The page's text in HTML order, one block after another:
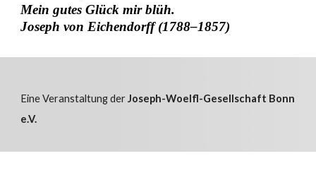
Mein gutes Glück mir blüh.
Joseph von Eichendorff (1788–1857)
Eine Veranstaltung derJoseph-Woelfl-Gesellschaft Bonn
e.V.